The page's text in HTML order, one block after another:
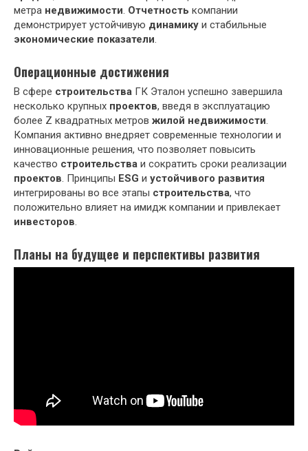
метра недвижимости. Отчетность компании
демонстрирует устойчивую динамику и стабильные
экономические показатели.
Операционные достижения
В сфере строительства ГК Эталон успешно завершила
несколько крупных проектов, введя в эксплуатацию
более Z квадратных метров жилой недвижимости.
Компания активно внедряет современные технологии и
инновационные решения, что позволяет повысить
качество строительства и сократить сроки реализации
проектов. Принципы ESG и устойчивого развития
интегрированы во все этапы строительства, что
положительно влияет на имидж компании и привлекает
инвесторов.
Планы на будущее и перспективы развития